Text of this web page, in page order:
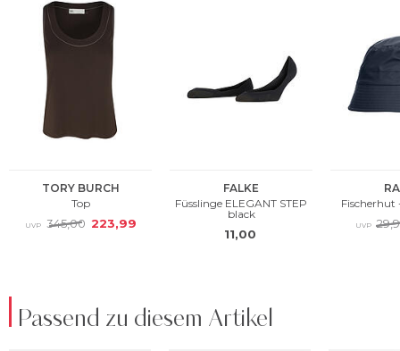
Passend zu diesem Artikel